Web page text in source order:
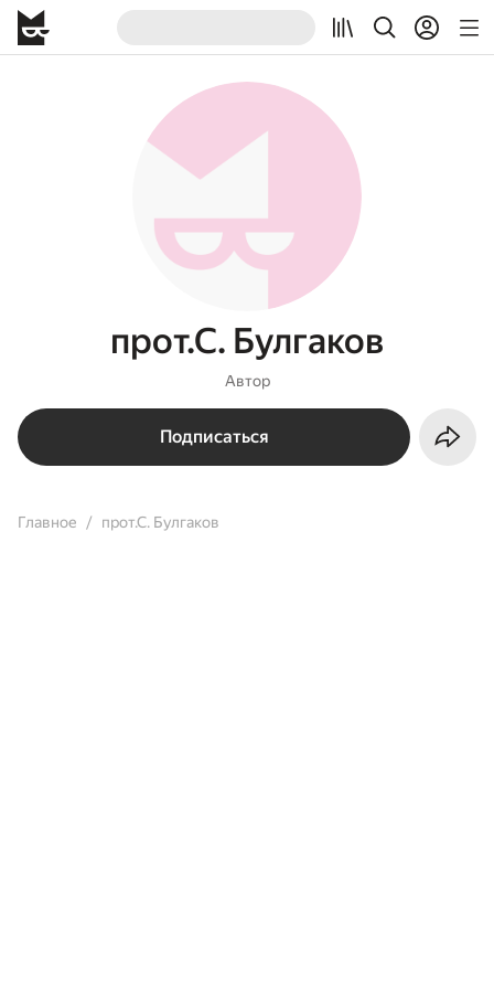
прот.С. Булгаков
Автор
Подписаться
Главное прот.С. Булгаков